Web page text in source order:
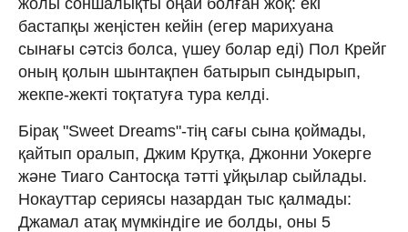
бастапқы жеңістен кейін (егер марихуана
сынағы сәтсіз болса, үшеу болар еді) Пол Крейг
оның қолын шынтақпен батырып сындырып,
жекпе-жекті тоқтатуға тура келді.
Бірақ "Sweet Dreams"-тің сағы сына қоймады,
қайтып оралып, Джим Крутқа, Джонни Уокерге
және Тиаго Сантосқа тәтті ұйқылар сыйлады.
Нокауттар сериясы назардан тыс қалмады:
Джамал атақ мүмкіндіге ие болды, оны 5